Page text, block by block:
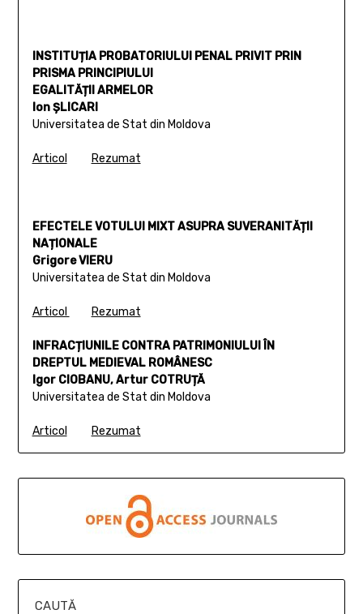
INSTITUȚIA PROBATORIULUI PENAL PRIVIT PRIN
PRISMA PRINCIPIULUI
EGALITĂȚII ARMELOR
Ion ȘLICARI
Universitatea de Stat din Moldova
Articol Rezumat
EFECTELE VOTULUI MIXT ASUPRA SUVERANITĂȚII
NAȚIONALE
Grigore VIERU
Universitatea de Stat din Moldova
Articol Rezumat
INFRACȚIUNILE CONTRA PATRIMONIULUI ÎN
DREPTUL MEDIEVAL ROMÂNESC
Igor CIOBANU, Artur COTRUȚĂ
Universitatea de Stat din Moldova
Articol Rezumat
CAUTĂ